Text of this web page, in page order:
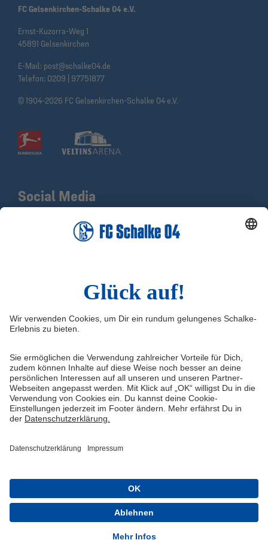
FC Gelsenkirchen-Schalke 04 e.V.
Ernst-Kuzorra-Weg 1
45891 Gelsenkirchen
E-Mail: post@schalke04.de
Telefon: 0209 | 97751877
© 1904-2026 FC Gelsenkirchen-Schalke 04 e.V.
Impressum
Medienportal
FAQ
Datenschutz
Haftungsausschluss
Quicklinks
Shop
schalke04.de(current)
Schalke TV
VELTINS-Arena
ERWIN buchen
Social Media
X
Schalke 04 - Offizielle App